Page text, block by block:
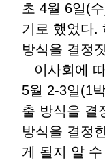
초 4월 6일(
기로 했었다.
방식을 결정
이사회에
5월 2-3일(1
출 방식을 결
방식을 결정
게 될지 알